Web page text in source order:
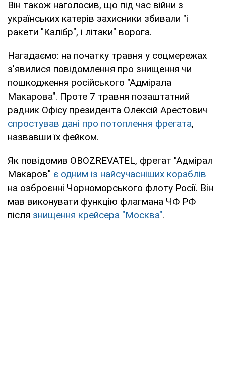
Він також наголосив, що під час війни з
українських катерів захисники збивали "і
ракети "Калібр", і літаки" ворога.
Нагадаємо: на початку травня у соцмережах
з'явилися повідомлення про знищення чи
пошкодження російського "Адмірала
Макарова". Проте 7 травня позаштатний
радник Офісу президента Олексій Арестович
спростував дані про потоплення фрегата,
назвавши їх фейком.
Як повідомив OBOZREVATEL, фрегат "Адмірал
Макаров" є одним із найсучасніших кораблів
на озброєнні Чорноморського флоту Росії. Він
мав виконувати функцію флагмана ЧФ РФ
після знищення крейсера "Москва".